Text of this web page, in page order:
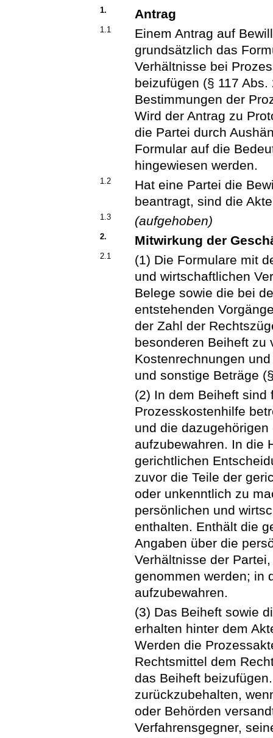
1. Antrag
1.1
Einem Antrag auf
grundsätzlich das
Verhältnisse bei
beizufügen (§ 117
Bestimmungen der
Wird der Antrag zu
die Partei durch
Formular auf die
hingewiesen werden.
1.2
Hat eine Partei die
beantragt, sind die
1.3 (aufgehoben)
2. Mitwirkung der
2.1
(1) Die Formulare mit
und wirtschaftlichen
Belege sowie die bei
entstehenden
der Zahl der
besonderen Beiheft zu
Kostenrechnungen
und sonstige Beträge
(2) In dem Beiheft sind
Prozesskostenhilfe
und die
aufzubewahren. In die
gerichtlichen
zuvor die Teile der
oder unkenntlich zu
persönlichen und
enthalten. Enthält die
Angaben über die
Verhältnisse der
genommen werden; in
aufzubewahren.
(3) Das Beiheft sowie
erhalten hinter dem
Werden die
Rechtsmittel dem
das Beiheft
zurückzubehalten,
oder Behörden
Verfahrensgegner,